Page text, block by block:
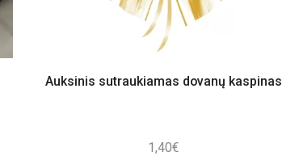
Auksinis sutraukiamas dovanų kaspinas
1,40€